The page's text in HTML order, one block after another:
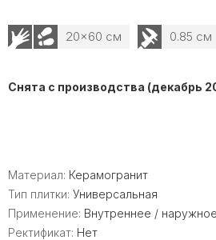
20x60 см 0.85 см
Снята с производства (декабрь
Материал: Керамогранит
Тип плитки: Универсальная
Применение: Внутреннее / наружное
Ректификат: Нет